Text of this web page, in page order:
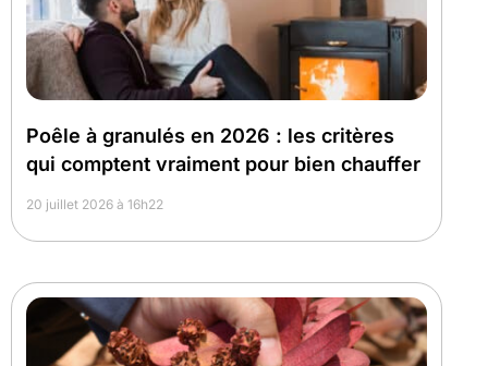
Poêle à granulés en 2026 : les critères
qui comptent vraiment pour bien chauffer
20 juillet 2026 à 16h22